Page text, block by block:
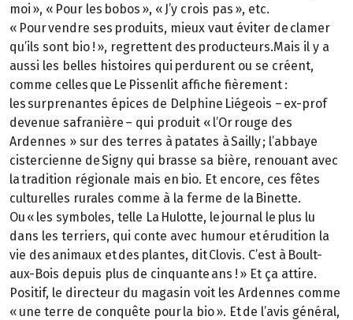
moi », « Pour les bobos », « J’y crois pas », etc.
« Pour vendre ses produits, mieux vaut éviter de clamer
qu’ils sont bio ! », regrettent des producteurs.Mais il y a
aussi les belles histoires qui perdurent ou se créent,
comme celles que Le Pissenlit affiche fièrement :
les surprenantes épices de Delphine Liégeois – ex-prof
devenue safranière – qui produit « l’Or rouge des
Ardennes » sur des terres à patates à Sailly ; l’abbaye
cistercienne de Signy qui brasse sa bière, renouant avec
la tradition régionale mais en bio. Et encore, ces fêtes
culturelles rurales comme à la ferme de la Binette.
Ou « les symboles, telle La Hulotte, le journal le plus lu
dans les terriers, qui conte avec humour et érudition la
vie des animaux et des plantes, dit Clovis. C’est à Boult-
aux-Bois depuis plus de cinquante ans ! » Et ça attire.
Positif, le directeur du magasin voit les Ardennes comme
« une terre de conquête pour la bio ». Et de l’avis général,